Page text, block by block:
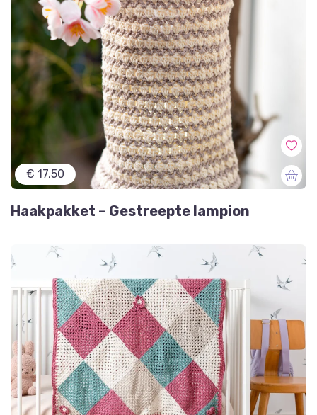
€ 17,50
Haakpakket – Gestreepte lampion